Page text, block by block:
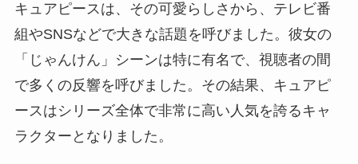
キュアピースは、その可愛らしさから、テレビ番
組やSNSなどで大きな話題を呼びました。彼女の
「じゃんけん」シーンは特に有名で、視聴者の間
で多くの反響を呼びました。その結果、キュアピ
ースはシリーズ全体で非常に高い人気を誇るキャ
ラクターとなりました。